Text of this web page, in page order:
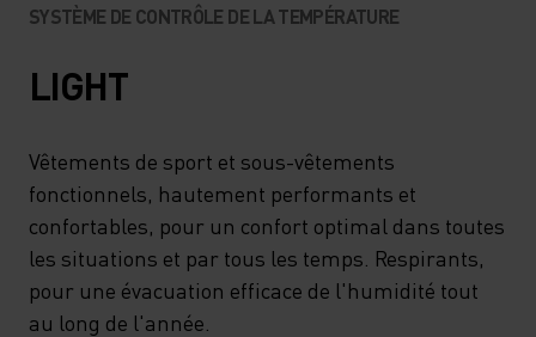
SYSTÈME DE CONTRÔLE DE LA TEMPÉRATURE
LIGHT
Vêtements de sport et sous-vêtements
fonctionnels, hautement performants et
confortables, pour un confort optimal dans toutes
les situations et par tous les temps. Respirants,
pour une évacuation efficace de l'humidité tout
au long de l'année.